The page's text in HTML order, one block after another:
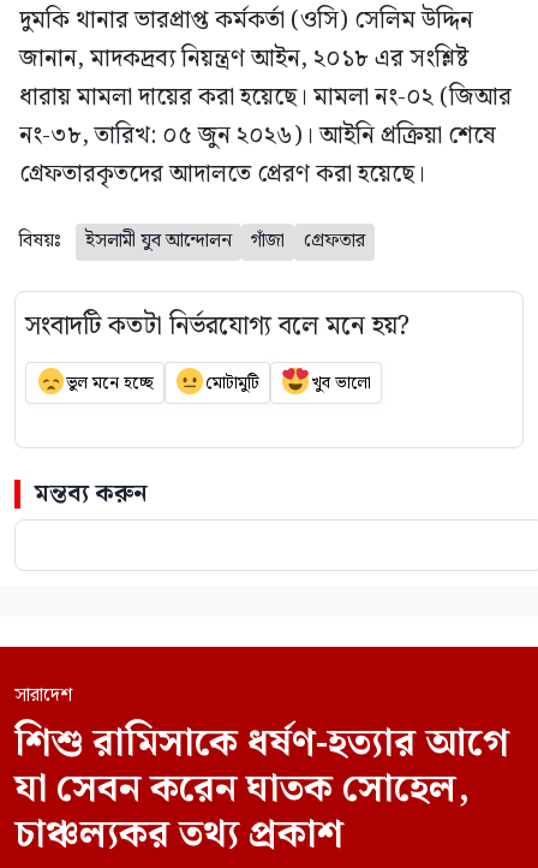
দুমকি থানার ভারপ্রাপ্ত কর্মকর্তা (ওসি) সেলিম উদ্দিন
জানান, মাদকদ্রব্য নিয়ন্ত্রণ আইন, ২০১৮ এর সংশ্লিষ্ট
ধারায় মামলা দায়ের করা হয়েছে। মামলা নং-০২ (জিআর
নং-৩৮, তারিখ: ০৫ জুন ২০২৬)। আইনি প্রক্রিয়া শেষে
গ্রেফতারকৃতদের আদালতে প্রেরণ করা হয়েছে।
বিষয়ঃ ইসলামী যুব আন্দোলন গাঁজা গ্রেফতার
সংবাদটি কতটা নির্ভরযোগ্য বলে মনে হয়?
ভুল মনে হচ্ছে মোটামুটি খুব ভালো
মন্তব্য করুন
সারাদেশ
শিশু রামিসাকে ধর্ষণ-হত্যার আগে
যা সেবন করেন ঘাতক সোহেল,
চাঞ্চল্যকর তথ্য প্রকাশ